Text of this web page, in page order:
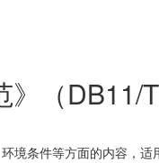
（DB11/
条件等方面的内容，